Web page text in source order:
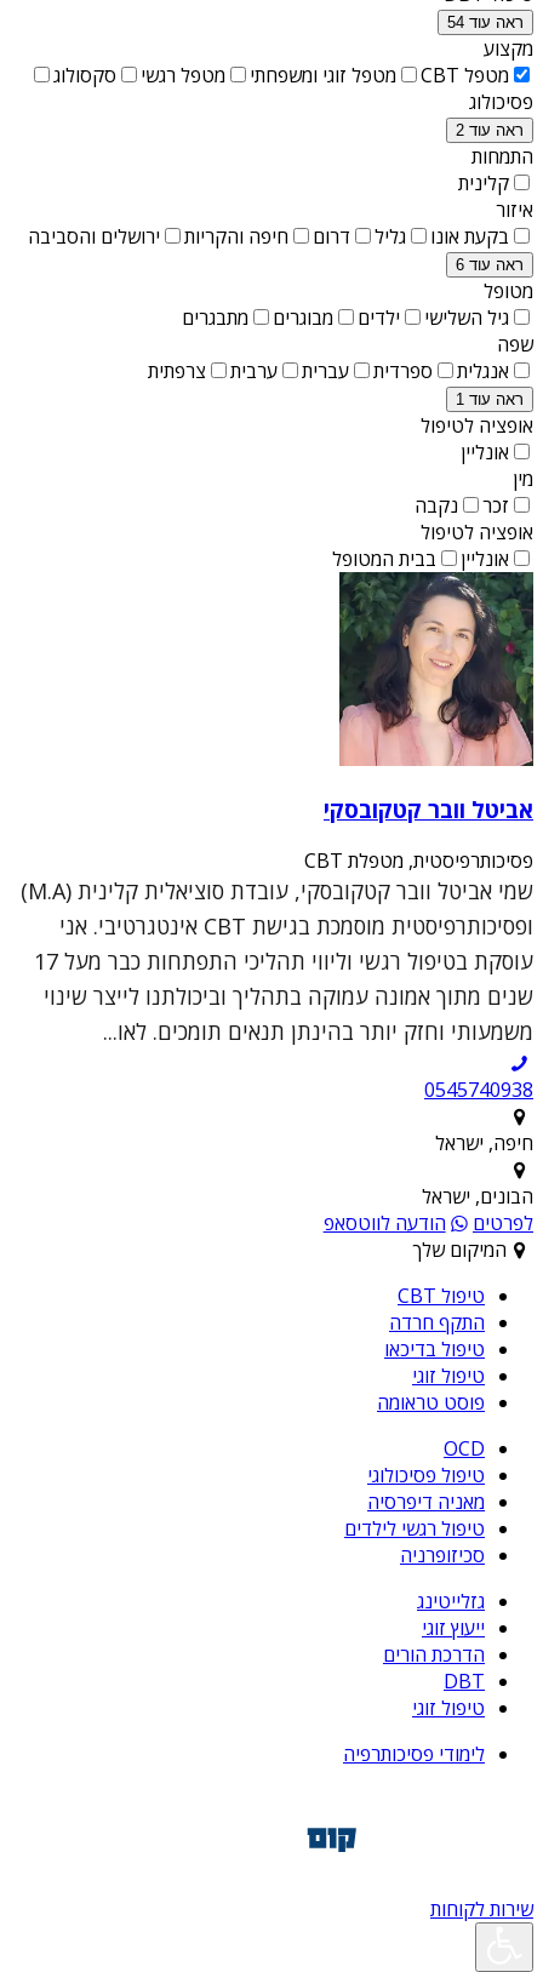
ראה עוד 54
מקצוע
מטפל CBT
מטפל זוגי ומשפחתי מטפל רגשי
סקסולוג
פסיכולוג
ראה עוד 2
התמחות
קלינית
איזור
בקעת אונו
גליל דרום חיפה והקריות ירושלים והסביבה
ראה עוד 6
מטופל
גיל השלישי
ילדים מבוגרים
מתבגרים
שפה
אנגלית
ספרדית עברית ערבית צרפתית
ראה עוד 1
אופציה לטיפול
אונליין
מין
זכר
נקבה
אופציה לטיפול
אונליין
בבית המטופל
אביטל וובר קטקובסקי
פסיכותרפיסטית, מטפלת CBT
שמי אביטל וובר קטקובסקי, עובדת סוציאלית קלינית (M.A)
ופסיכותרפיסטית מוסמכת בגישת CBT אינטגרטיבי. אני
עוסקת בטיפול רגשי וליווי תהליכי התפתחות כבר מעל 17
שנים מתוך אמונה עמוקה בתהליך וביכולתנו לייצר שינוי
משמעותי וחזק יותר בהינתן תנאים תומכים. לאו...
0545740938
חיפה, ישראל
הבונים, ישראל
לפרטים
הודעה לווטסאפ
המיקום שלך
טיפול CBT
התקף חרדה
טיפול בדיכאו
טיפול זוגי
פוסט טראומה
OCD
טיפול פסיכולוגי
מאניה דיפרסיה
טיפול רגשי לילדים
סכיזופרניה
גזלייטינג
ייעוץ זוגי
הדרכת הורים
DBT
טיפול זוגי
לימודי פסיכותרפיה
שירות לקוחות